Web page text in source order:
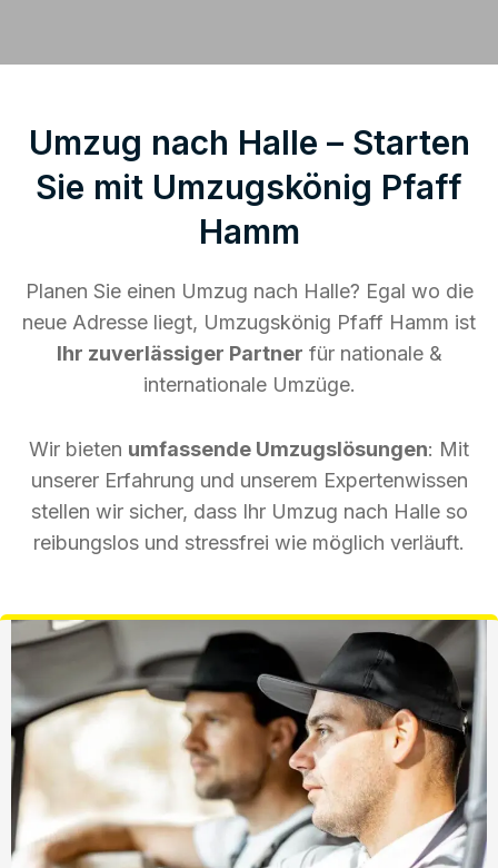
Umzug nach Halle – Starten
Sie mit Umzugskönig Pfaff
Hamm
Planen Sie einen Umzug nach Halle? Egal wo die
neue Adresse liegt, Umzugskönig Pfaff Hamm ist
Ihr zuverlässiger Partner für nationale &
internationale Umzüge.
Wir bieten umfassende Umzugslösungen: Mit
unserer Erfahrung und unserem Expertenwissen
stellen wir sicher, dass Ihr Umzug nach Halle so
reibungslos und stressfrei wie möglich verläuft.